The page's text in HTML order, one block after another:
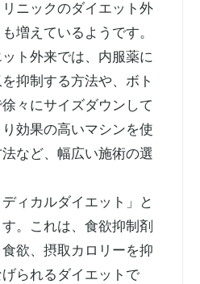
ニックのダイエット外
増えているようです。
ト外来では、内服薬に
抑制する方法や、ボト
々にサイズダウンして
効果の高いマシンを使
など、幅広い施術の選
ィカルダイエット」と
。これは、食欲抑制剤
欲、摂取カロリーを抑
られるダイエットで